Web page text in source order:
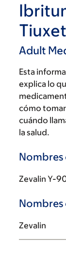
Adult
Esta
explica lo
cómo
cuándo
la salud.
Nombres
Zevalin Y-
Nombres
Zevalin